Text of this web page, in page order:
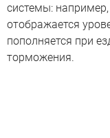
системы:
отображается
пополняется при
торможения.